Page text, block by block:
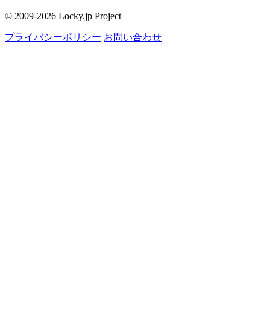
© 2009-2026 Locky.jp Project
プライバシーポリシー お問い合わせ